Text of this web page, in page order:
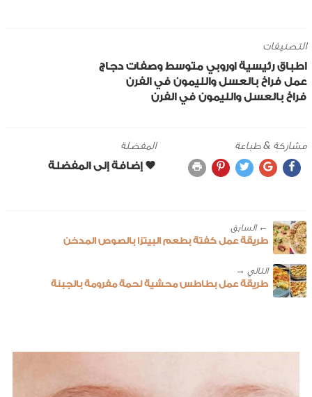
التصنيفات
اطباق رئيسية اوروبي متوسط وصفات دجاج
عمل فراخ بالعسل والليمون في الفرن
فراخ بالعسل والليمون في الفرن
مشاركة & طباعة المفضلة
← ‎السابق
طريقة عمل كفتة بطعم البيتزا بالصوص المدخن
طريقة عمل بطاطس محشية لحمة مفرومة بالجبنة